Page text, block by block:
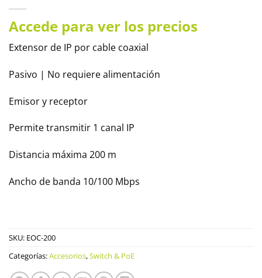
Accede para ver los precios
Extensor de IP por cable coaxial
Pasivo | No requiere alimentación
Emisor y receptor
Permite transmitir 1 canal IP
Distancia máxima 200 m
Ancho de banda 10/100 Mbps
SKU: EOC-200
Categorías:Accesorios,Switch & PoE